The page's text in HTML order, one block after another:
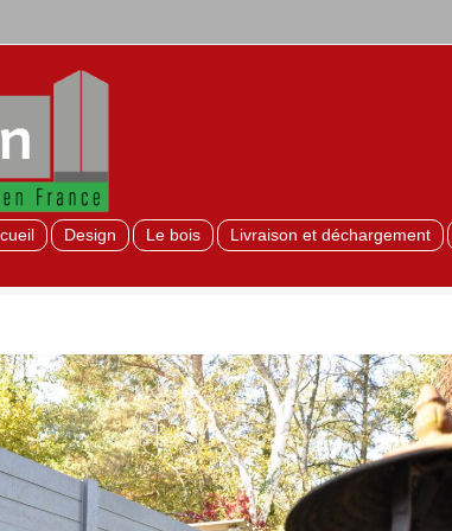
Design Le bois Livraison et déchargement